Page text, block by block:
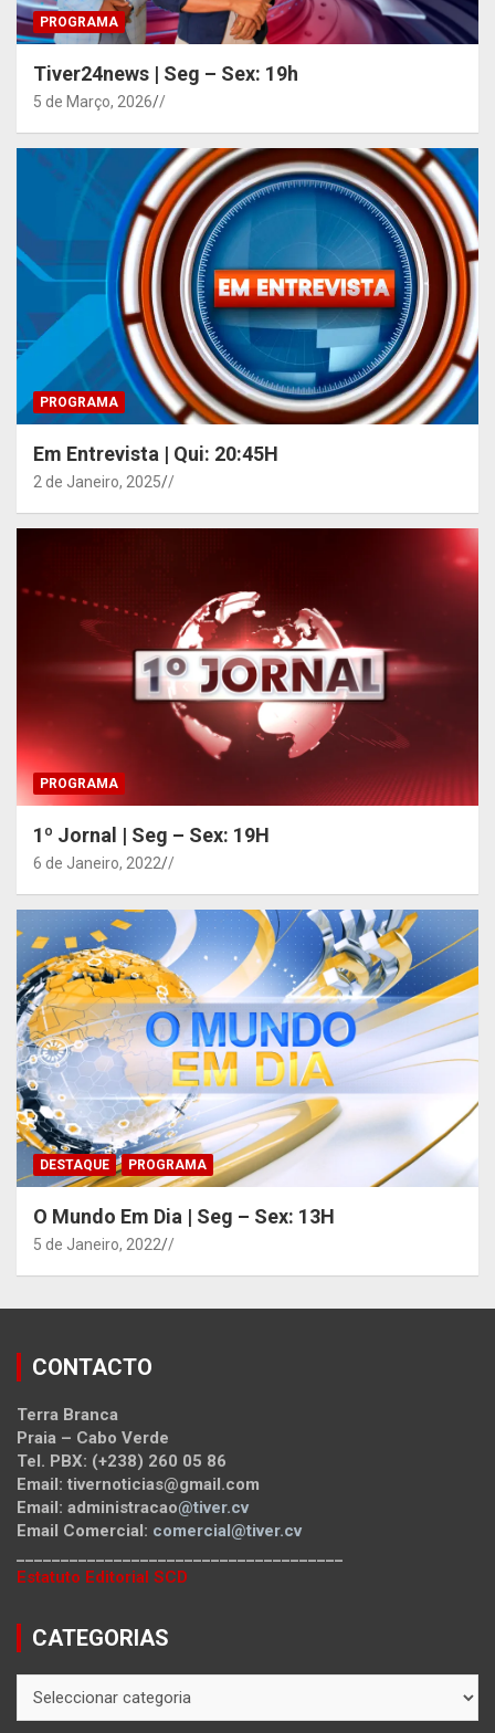
PROGRAMA
Tiver24news | Seg – Sex: 19h
5 de Março, 2026 /
PROGRAMA
Em Entrevista | Qui: 20:45H
2 de Janeiro, 2025 /
PROGRAMA
1º Jornal | Seg – Sex: 19H
6 de Janeiro, 2022 /
DESTAQUE PROGRAMA
O Mundo Em Dia | Seg – Sex: 13H
5 de Janeiro, 2022 /
CONTACTO
Terra Branca
Praia – Cabo Verde
Tel. PBX: (+238) 260 05 86
Email: tivernoticias@gmail.com
Email: administracao@tiver.cv
Email Comercial: comercial@tiver.cv
Estatuto Editorial SCD
CATEGORIAS